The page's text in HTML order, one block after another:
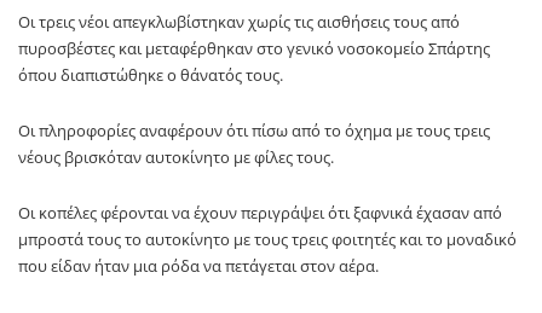
Οι τρεις νέοι απεγκλωβίστηκαν χωρίς τις αισθήσεις τους από
πυροσβέστες και μεταφέρθηκαν στο γενικό νοσοκομείο Σπάρτης
όπου διαπιστώθηκε ο θάνατός τους.
Οι πληροφορίες αναφέρουν ότι πίσω από το όχημα με τους τρεις
νέους βρισκόταν αυτοκίνητο με φίλες τους.
Οι κοπέλες φέρονται να έχουν περιγράψει ότι ξαφνικά έχασαν από
μπροστά τους το αυτοκίνητο με τους τρεις φοιτητές και το μοναδικό
που είδαν ήταν μια ρόδα να πετάγεται στον αέρα.